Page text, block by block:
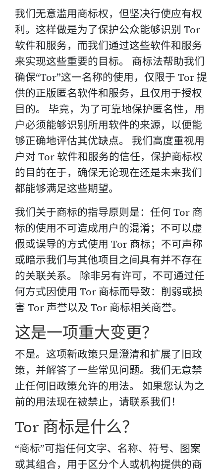
我们无意滥用商标权，但坚决行使应有权
利。这样做是为了保护公众能够识别 Tor
软件和服务，而我们通过这些软件和服务
来实现这些重要的目标。 商标法帮助我们
确保“Tor”这一名称的使用，仅限于 Tor 提
供的正版匿名软件和服务，且仅用于授权
目的。 毕竟，为了可靠地保护匿名性，用
户必须能够识别所用软件的来源，以便能
够正确地评估其优缺点。 我们高度重视用
户对 Tor 软件和服务的信任，保护商标权
的目的在于，确保无论现在还是未来我们
都能够满足这些期望。
我们关于商标的指导原则是：任何 Tor 商
标的使用不可造成用户的混淆；不可以虚
假或误导的方式使用 Tor 商标；不可声称
或暗示我们与其他项目之间具有并不存在
的关联关系。 除非另有许可，不可通过任
何方式因使用 Tor 商标而导致：削弱或损
害 Tor 声誉以及 Tor 商标相关商誉。
这是一项重大变更？
不是。这项新政策只是澄清和扩展了旧政
策，并解答了一些常见问题。我们无意禁
止任何旧政策允许的用法。 如果您认为之
前的用法现在被禁止，请联系我们！
Tor 商标是什么？
“商标”可指任何文字、名称、符号、图案
或其组合，用于区分个人或机构提供的商